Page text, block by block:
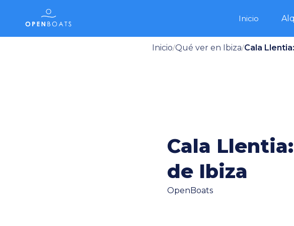
Inicio
Inicio/Qué ver en Ibiza/Cala
Cala
de Ibiza
OpenBoats